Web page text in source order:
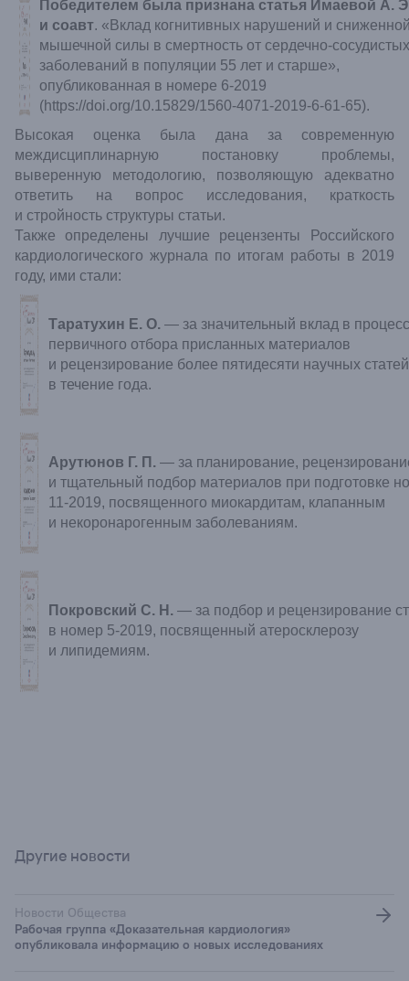
Победителем была признана статья Имаевой А.
и соавт. «Вклад когнитивных нарушений и
мышечной силы в смертность от сердечно-сосудистых
заболеваний в популяции 55 лет и старше»,
опубликованная в номере 6-2019
(https://doi.org/10.15829/1560-4071-2019-6-61-65).
Высокая оценка была дана за современную
междисциплинарную постановку проблемы,
выверенную методологию, позволяющую адекватно
ответить на вопрос исследования, краткость
и стройность структуры статьи.
Также определены лучшие рецензенты Российского
кардиологического журнала по итогам работы в 2019
году, ими стали:
Таратухин Е. О. — за значительный вклад в процесс
первичного отбора присланных материалов
и рецензирование более пятидесяти научных статей
в течение года.
Арутюнов Г. П. — за планирование,
и тщательный подбор материалов при подготовке
11-2019, посвященного миокардитам, клапанным
и некоронарогенным заболеваниям.
Покровский С. Н. — за подбор и рецензирование
в номер 5-2019, посвященный атеросклерозу
и липидемиям.
Другие новости
Новости Общества
Рабочая группа «Доказательная кардиология»
опубликовала информацию о новых исследованиях